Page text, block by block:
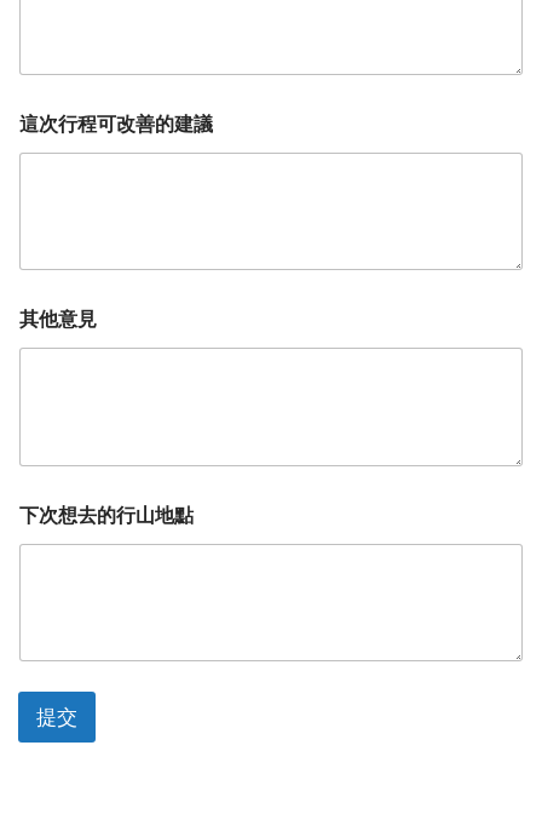
這次行程可改善的建議
其他意見
下次想去的行山地點
提交